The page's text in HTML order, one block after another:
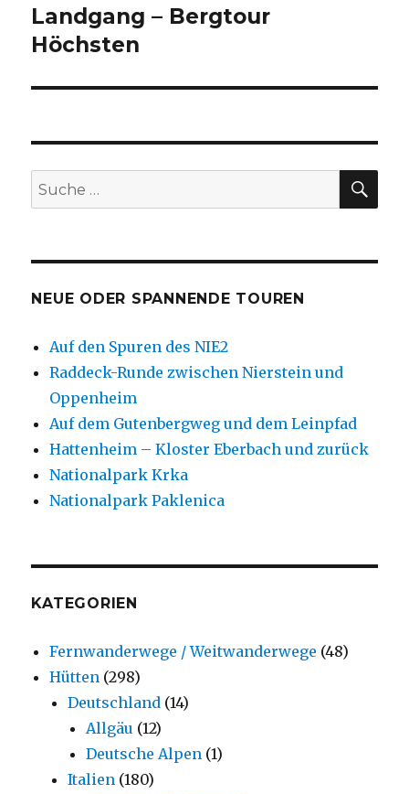
Nächster
Beitrag:
Landgang – Bergtour
Höchsten
Suche
nach:
NEUE ODER SPANNENDE TOUREN
Auf den Spuren des NIE2
Raddeck-Runde zwischen Nierstein und
Oppenheim
Auf dem Gutenbergweg und dem Leinpfad
Hattenheim – Kloster Eberbach und zurück
Nationalpark Krka
Nationalpark Paklenica
KATEGORIEN
Fernwanderwege / Weitwanderwege (48)
Hütten (298)
Deutschland (14)
Allgäu (12)
Deutsche Alpen (1)
Italien (180)